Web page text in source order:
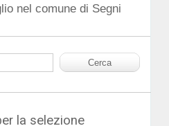
nel comune di Segni
la selezione